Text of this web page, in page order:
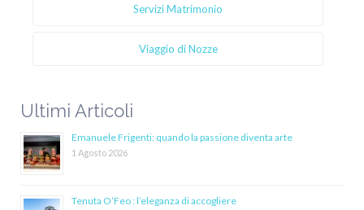
Servizi Matrimonio
Viaggio di Nozze
Ultimi Articoli
Emanuele Frigenti: quando la passione diventa arte
1 Agosto 2026
Tenuta O’Feo : l’eleganza di accogliere